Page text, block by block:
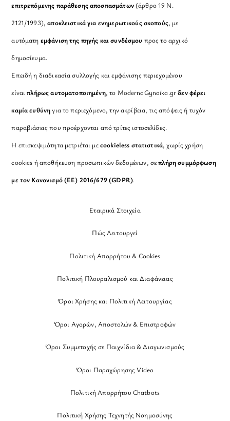
επιτρεπόμενης παράθεσης αποσπασμάτων(άρθρο 19 Ν.
2121/1993), αποκλειστικά για ενημερωτικούς σκοπούς, με
αυτόματη εμφάνιση της πηγής και συνδέσμου προς το αρχικό
δημοσίευμα.
Επειδή η διαδικασία συλλογής και εμφάνισης περιεχομένου
είναιπλήρως αυτοματοποιημένη, το ModernaGynaika.grδεν φέρει
καμία ευθύνηγια το περιεχόμενο, την ακρίβεια, τις απόψεις ή τυχόν
παραβιάσεις που προέρχονται από τρίτες ιστοσελίδες.
Η επισκεψιμότητα μετριέται μεcookieless στατιστικά, χωρίς χρήση
cookies ή αποθήκευση προσωπικών δεδομένων, σεπλήρη συμμόρφωση
με τον Κανονισμό (ΕΕ) 2016/679 (GDPR).
Εταιρικά Στοιχεία
Πώς Λειτουργεί
Πολιτική Απορρήτου & Cookies
Πολιτική Πλουραλισμού και Διαφάνειας
Όροι Χρήσης και Πολιτική Λειτουργίας
Όροι Αγορών, Αποστολών & Επιστροφών
Όροι Συμμετοχής σε Παιχνίδια & Διαγωνισμούς
Όροι Παραχώρησης Video
Πολιτική Απορρήτου Chatbots
Πολιτική Χρήσης Τεχνητής Νοημοσύνης